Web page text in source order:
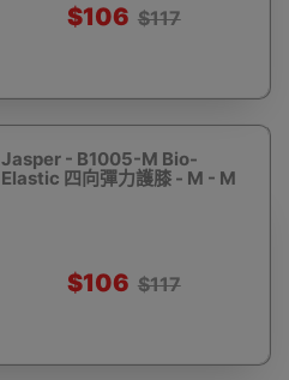
$106 $117
Jasper - B1005-M Bio-
Elastic 四向彈力護膝 - M - M
$106 $117